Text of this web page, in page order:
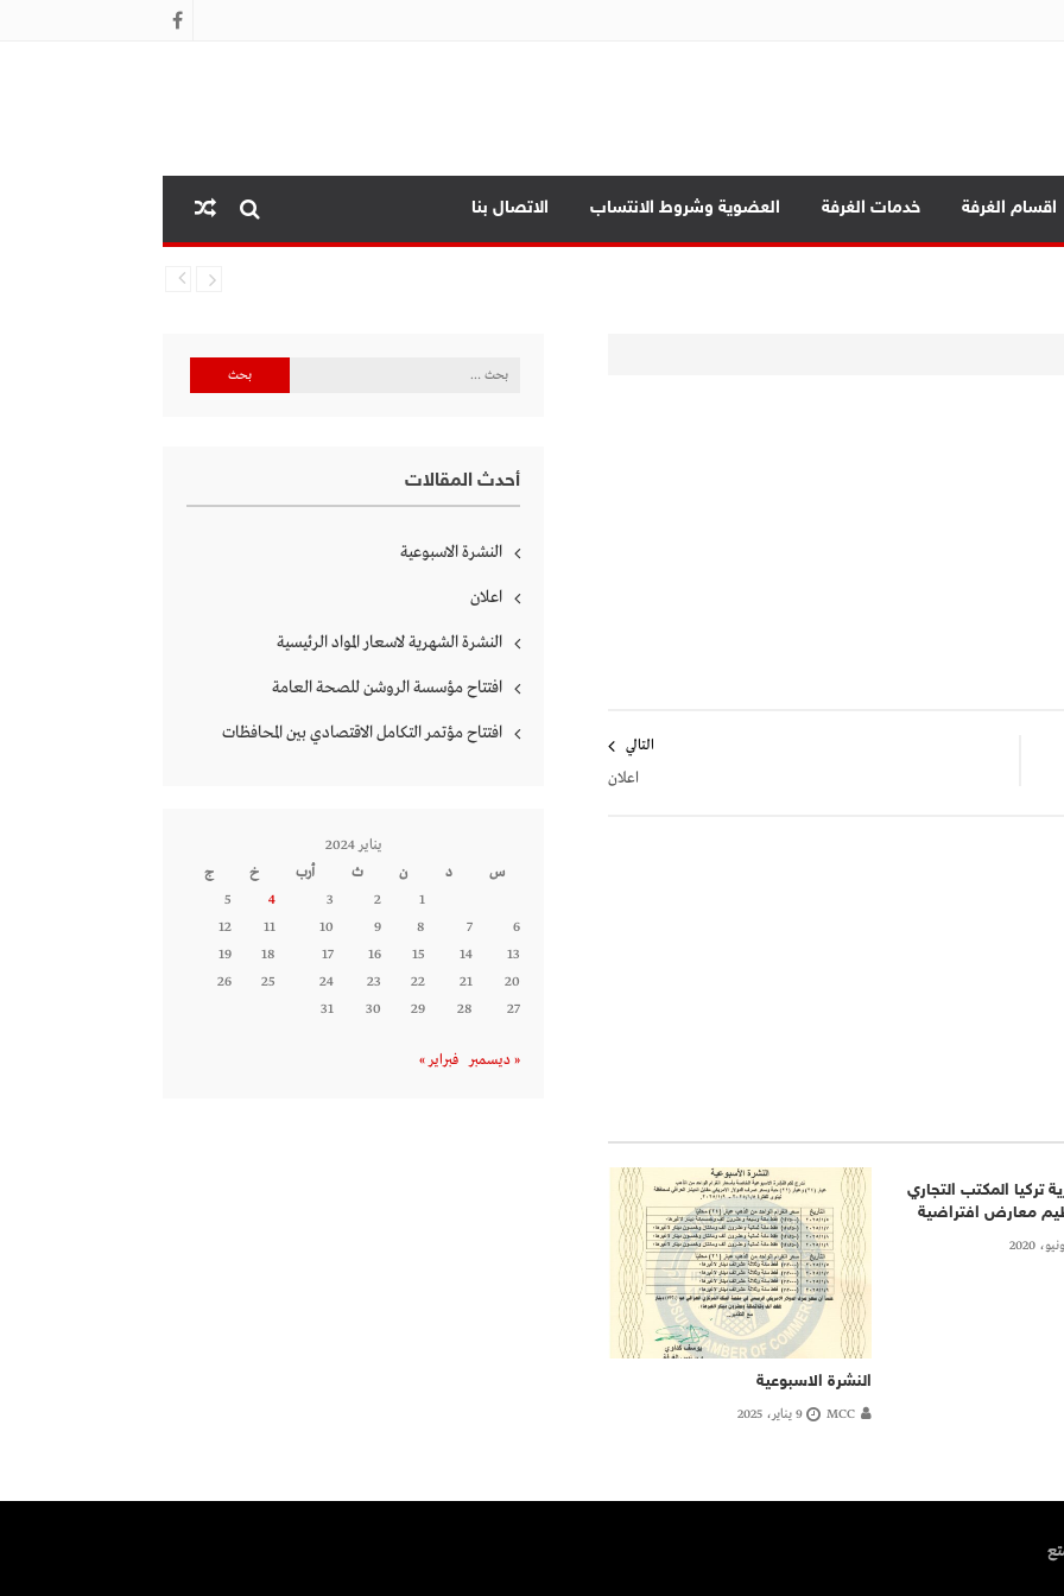
اقسام الغرفة خدمات الغرفة العضوية وشروط الانتساب الاتصال بنا
التالي
اعلان
تركيا المكتب التجاري
معارض افتراضية
النشرة الاسبوعية
MCC 9 يناير، 2025
البحث
أحدث المقالات
النشرة الاسبوعية
اعلان
النشرة الشهرية لاسعار المواد الرئيسية
افتتاح مؤسسة الروشن للصحة العامة
افتتاح مؤتمر التكامل الاقتصادي بين المحافظات
يناير 2024
س
د ن ث أرب خ
ج
1
2
3
4
5
6
7
8
9
10
11
12
13
14
15
16
17
18
19
20
21
22
23
24
25
26
27
28
29
30
31
« ديسمبر فبراير »